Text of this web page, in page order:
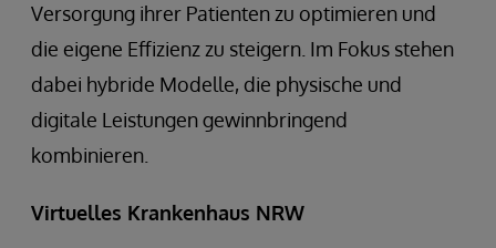
Versorgung ihrer Patienten zu optimieren und
die eigene Effizienz zu steigern. Im Fokus stehen
dabei hybride Modelle, die physische und
digitale Leistungen gewinnbringend
kombinieren.
Virtuelles Krankenhaus NRW